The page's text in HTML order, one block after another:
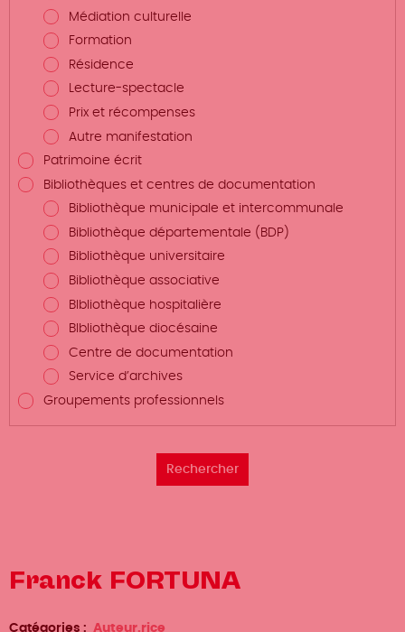
Médiation culturelle
Formation
Résidence
Lecture-spectacle
Prix et récompenses
Autre manifestation
Patrimoine écrit
Bibliothèques et centres de documentation
Bibliothèque municipale et intercommunale
Bibliothèque départementale (BDP)
Bibliothèque universitaire
Bibliothèque associative
BIbliothèque hospitalière
BIbliothèque diocésaine
Centre de documentation
Service d’archives
Groupements professionnels
Franck FORTUNA
Catégories Auteur.rice